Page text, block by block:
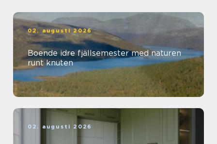
02. augusti 2026
Boende idre fjällsemester med naturen
runt knuten
02. augusti 2026